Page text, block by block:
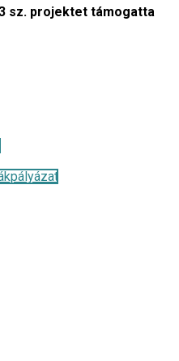
sz. projektet támogatta